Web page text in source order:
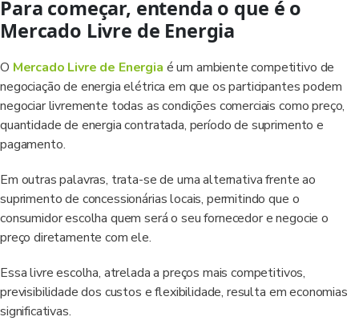
Para começar, entenda o que é o
Mercado Livre de Energia
O Mercado Livre de Energia é um ambiente competitivo de
negociação de energia elétrica em que os participantes podem
negociar livremente todas as condições comerciais como preço,
quantidade de energia contratada, período de suprimento e
pagamento.
Em outras palavras, trata-se de uma alternativa frente ao
suprimento de concessionárias locais, permitindo que o
consumidor escolha quem será o seu fornecedor e negocie o
preço diretamente com ele.
Essa livre escolha, atrelada a preços mais competitivos,
previsibilidade dos custos e flexibilidade, resulta em economias
significativas.